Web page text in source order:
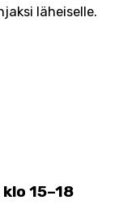
läheiselle.
15–18